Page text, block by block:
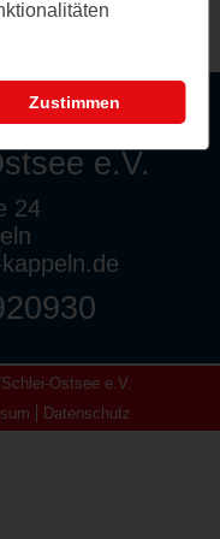
e.V.
24
Ostsee e.V.
Datenschutz
Zustimmen